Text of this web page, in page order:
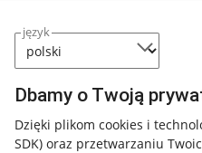
język
Dbamy o Twoją
Dzięki plikom cookies i
SDK) oraz przetwarzaniu